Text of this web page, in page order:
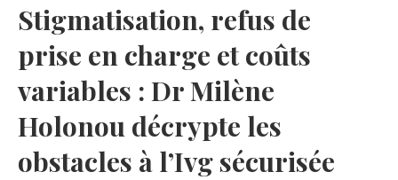
Stigmatisation, refus de
prise en charge et coûts
variables : Dr Milène
Holonou décrypte les
obstacles à l’Ivg sécurisée